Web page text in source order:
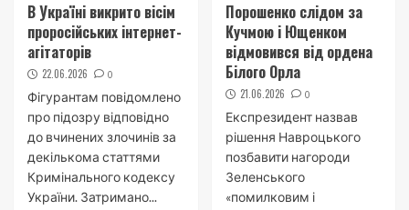
В Україні викрито вісім
проросійських інтернет-
агітаторів
22.06.2026 0
Фігурантам повідомлено
про підозру відповідно
до вчинених злочинів за
декількома статтями
Кримінального кодексу
України. Затримано...
Порошенко слідом за
Кучмою і Ющенком
відмовився від ордена
Білого Орла
21.06.2026 0
Експрезидент назвав
рішення Навроцького
позбавити нагороди
Зеленського
«помилковим і